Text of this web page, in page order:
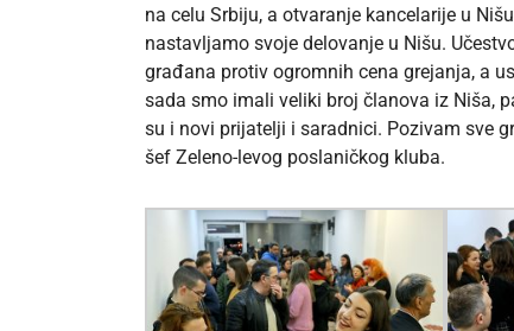
na celu Srbiju, a otvaranje kancelarije u
nastavljamo svoje delovanje u Nišu.
građana protiv ogromnih cena grejanja, a
sada smo imali veliki broj članova iz Niša,
su i novi prijatelji i saradnici. Pozivam sve
šef Zeleno-levog poslaničkog kluba.